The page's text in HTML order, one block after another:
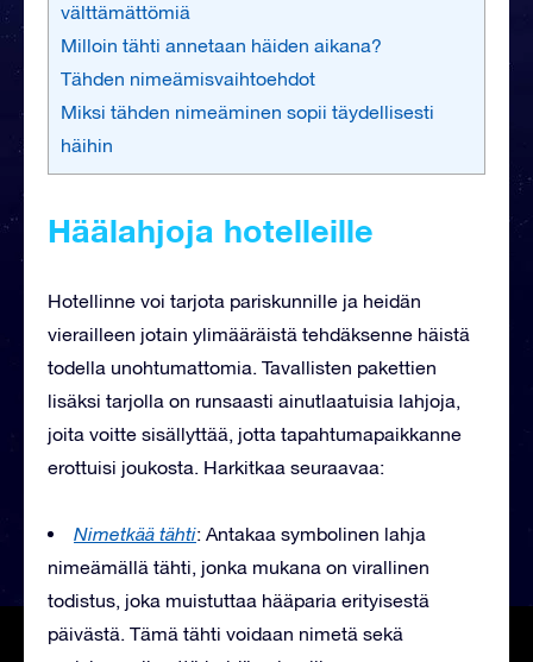
välttämättömiä
Milloin tähti annetaan häiden aikana?
Tähden nimeämisvaihtoehdot
Miksi tähden nimeäminen sopii täydellisesti
häihin
Häälahjoja hotelleille
Hotellinne voi tarjota pariskunnille ja heidän
vierailleen jotain ylimääräistä tehdäksenne häistä
todella unohtumattomia. Tavallisten pakettien
lisäksi tarjolla on runsaasti ainutlaatuisia lahjoja,
joita voitte sisällyttää, jotta tapahtumapaikkanne
erottuisi joukosta. Harkitkaa seuraavaa:
Nimetkää tähti: Antakaa symbolinen lahja
nimeämällä tähti, jonka mukana on virallinen
todistus, joka muistuttaa hääparia erityisestä
päivästä. Tämä tähti voidaan nimetä sekä